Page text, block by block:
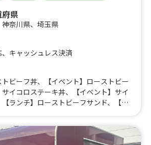
、クリスマスラテ、スモークチキンのパ
ージー、ベルギーワッフル、チュロ
レンジコーヒー
県
神奈川県、 埼玉県
、 キャッシュレス決済
トビーフ丼、【イベント】ローストビー
イコロステーキ丼、【イベント】サイ
ランチ】ローストビーフサンド、【イ
りふりポテト、その他揚げ物、ロース